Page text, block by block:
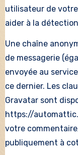
utilisateur de
aider à la
Une chaîne
de messagerie
envoyée au
ce dernier. Les
Gravatar sont
https://
votre
publiquement à